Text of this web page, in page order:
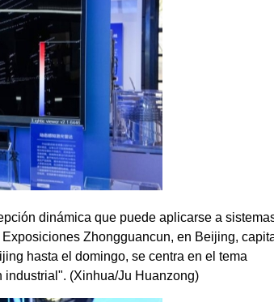
dinámica que puede aplicarse a
Zhongguancun, en Beijing,
hasta el domingo, se centra en el tema
(Xinhua/Ju Huanzong)